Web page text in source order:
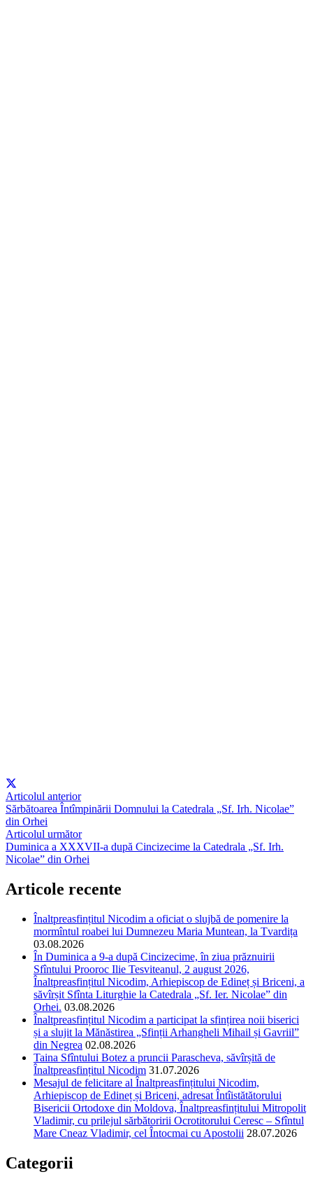
Articolul anterior
Sărbătoarea Întîmpinării Domnului la Catedrala „Sf. Irh. Nicolae”
din Orhei
Articolul următor
Duminica a XXXVII-a după Cincizecime la Catedrala „Sf. Irh.
Nicolae” din Orhei
Articole recente
Înaltpreasfințitul Nicodim a oficiat o slujbă de pomenire la
mormîntul roabei lui Dumnezeu Maria Muntean, la Tvardița
03.08.2026
În Duminica a 9-a după Cincizecime, în ziua prăznuirii
Sfîntului Prooroc Ilie Tesviteanul, 2 august 2026,
Înaltpreasfințitul Nicodim, Arhiepiscop de Edineț și Briceni, a
săvîrșit Sfînta Liturghie la Catedrala „Sf. Ier. Nicolae” din
Orhei. 03.08.2026
Înaltpreasfințitul Nicodim a participat la sfințirea noii biserici
și a slujit la Mănăstirea „Sfinții Arhangheli Mihail și Gavriil”
din Negrea 02.08.2026
Taina Sfîntului Botez a pruncii Parascheva, săvîrșită de
Înaltpreasfințitul Nicodim 31.07.2026
Mesajul de felicitare al Înaltpreasfințitului Nicodim,
Arhiepiscop de Edineț și Briceni, adresat Întîistătătorului
Bisericii Ortodoxe din Moldova, Înaltpreasfințitului Mitropolit
Vladimir, cu prilejul sărbătoririi Ocrotitorului Ceresc – Sfîntul
Mare Cneaz Vladimir, cel Întocmai cu Apostolii 28.07.2026
Categorii